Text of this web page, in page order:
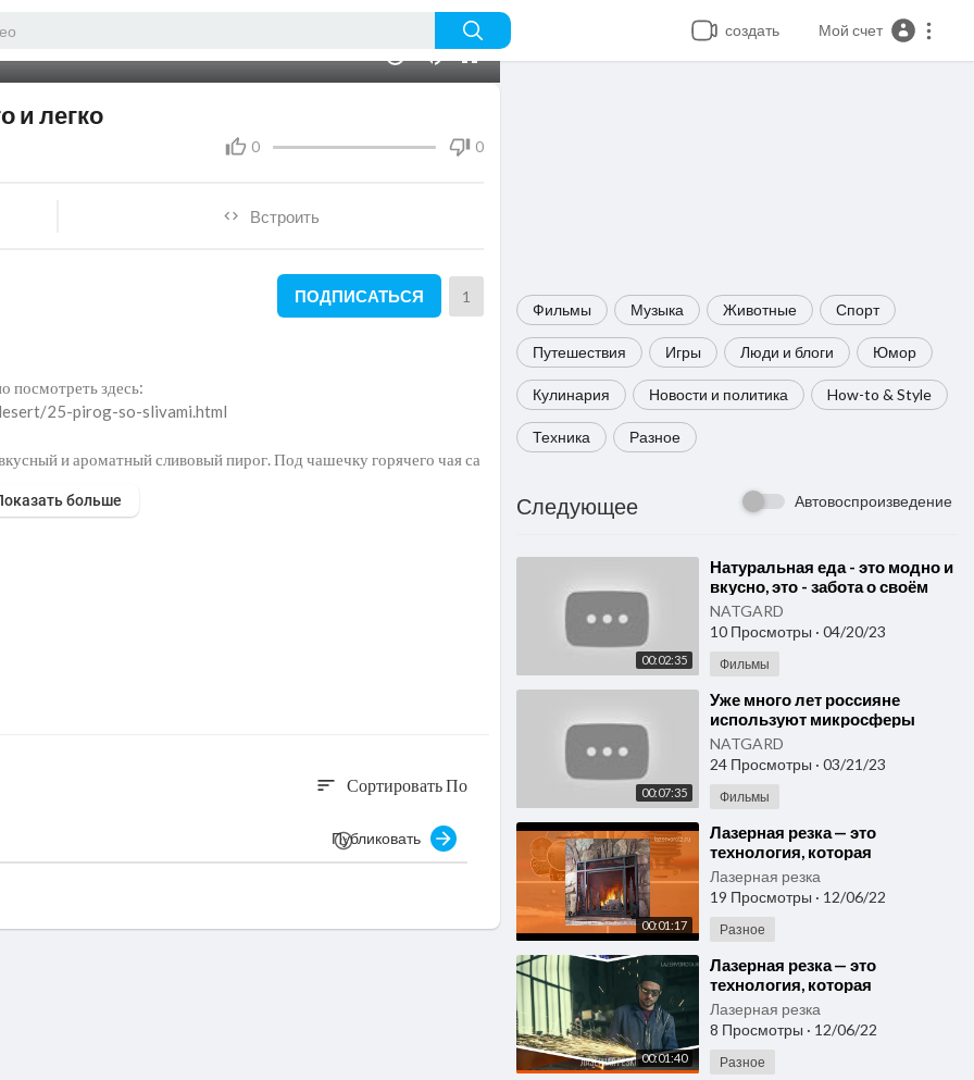
создать Мой счет
Фильмы Музыка Животные Спорт
Путешествия Игры Люди и блоги Юмор
Кулинария Новости и политика How-to & Style
Техника Разное
Следующее Автовоспроизведение
00:02:35
⁣Натуральная еда - это модно и
вкусно, это - забота о своём
здоровье и здоровье своих
близких.
NATGARD
10 Просмотры · 04/20/23
Фильмы
00:07:35
⁣Уже много лет россияне
используют микросферы
в различных бытовых
товарах.
NATGARD
24 Просмотры · 03/21/23
Фильмы
00:01:17
⁣Лазерная резка — это
технология, которая
существует уже много лет /
Изделия лазерной резки
Лазерная резка
19 Просмотры · 12/06/22
Разное
00:01:40
⁣Лазерная резка — это
технология, которая
существует уже много лет, но
недавно она стала популярна
Лазерная резка
8 Просмотры · 12/06/22
Разное
и легко
0 0
Встроить
ПОДПИСАТЬСЯ 1
здесь:
25-pirog-so-slivami.html
и ароматный сливовый пирог. Под чашечку горячего чая са
больше
sort Сортировать По
Публиковать